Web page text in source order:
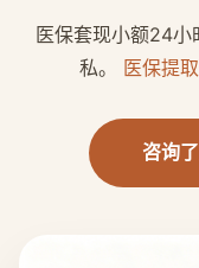
医保套现小额24小
私。 医保提
咨询